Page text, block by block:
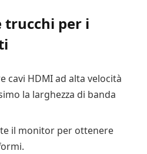
trucchi per i
cavi HDMI ad alta velocità
la larghezza di banda
il monitor per ottenere